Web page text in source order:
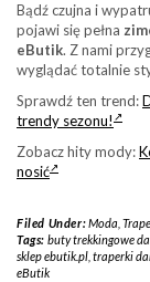
Bądź czujna i
pojawi się pełna
eButik. Z nami
wyglądać totalnie
Sprawdź ten trend:
trendy sezonu!
Zobacz hity mody:
nosić
Filed Under:Moda
Tags: buty trekkingowe
sklep ebutik.pl traperki
eButik